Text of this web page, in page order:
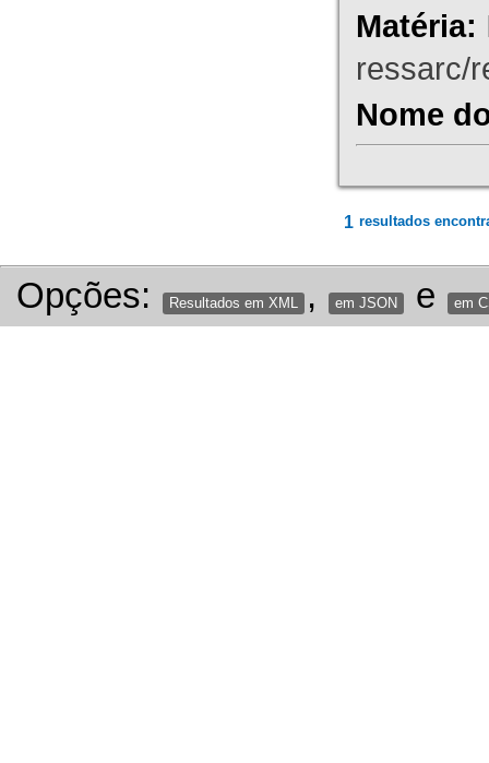
Matéria:
ressarc/
Nome
1 resultados
Opções: Resultados em XML , em JSON e em